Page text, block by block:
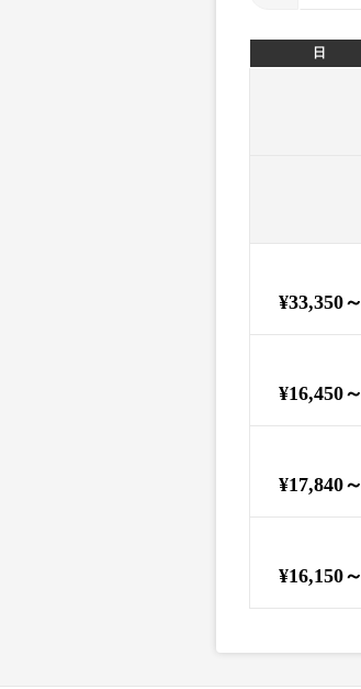
日
¥33,350～
¥16,450～
¥17,840～
¥16,150～